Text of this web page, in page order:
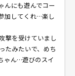
んにも遊んでコー
加してくれ…楽し
撃を受けていまし
たみたいで、めち
ゃん…遊びのスイ